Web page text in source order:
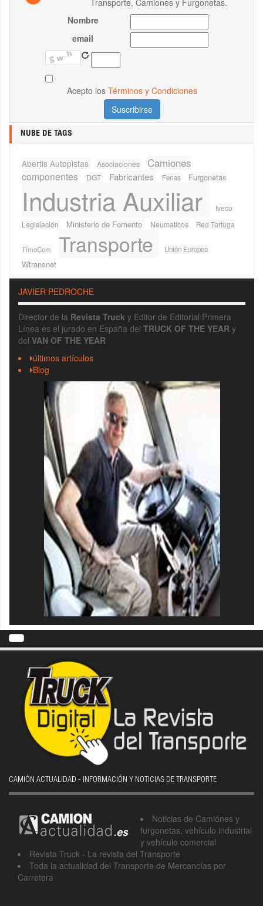
Nombre
email
Acepto los Términos y Condiciones
NUBE DE TAGS
Abertis Autopistas Asociaciones Camiones
componentes DGT Fabricantes Ferias Furgonetas
Industria Auxiliar
Iveco
Legislación
Ministerio de Fomento Neumaticos Red Tortuga
TimoCom Transporte Unión Europea
Wtransnet
JAVIER PEDROCHE
Director de la Revista Truck y Editor de Editorial Primera
Línea es el jurado en España del TRUCK OF THE YEAR y
del VAN OF THE YEAR
últimos artículos
Blog
CAMIÓN ACTUALIDAD - INFORMACIÓN Y NOTICIAS DE TRANSPORTE
Noticias de Camiónes y
furgonetas, vehículo industrial
y vehículo comercial
Revista Truck - La revista del Transporte
Toda la actualidad del Transporte de Mercancías por
Carretera